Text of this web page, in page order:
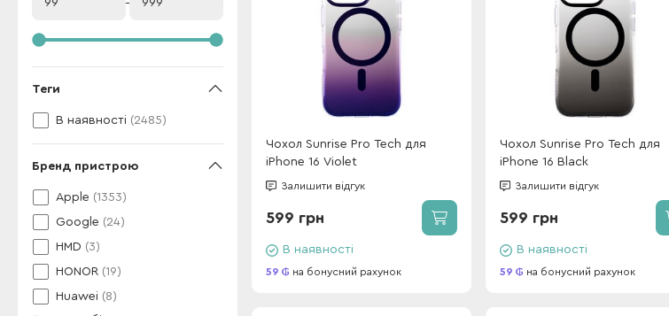
Теги
В наявності (2485)
Бренд пристрою
Apple (1353)
Google (24)
HMD (3)
HONOR (19)
Huawei (8)
Чохол Sunrise Pro Tech для
iPhone 16 Violet
Залишити відгук
599 грн
В наявності
59 на бонусний рахунок
Чохол Sunrise Pro Tech для
iPhone 16 Black
Залишити відгук
599 грн
В наявності
59 на бонусний рахунок